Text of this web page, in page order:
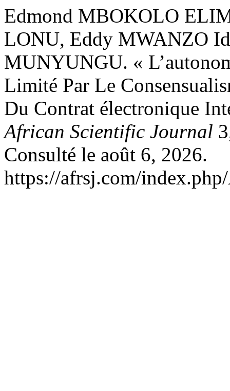
Edmond MBOKOLO
LONU, Eddy MWANZO
MUNYUNGU. «
Limité Par Le
Du Contrat électronique
African Scientific Journal
Consulté le août 6, 2026.
https://afrsj.com/